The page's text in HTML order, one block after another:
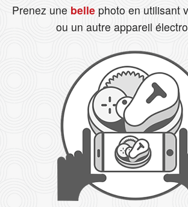
Prenez une belle photo en utilisant
ou un autre appareil